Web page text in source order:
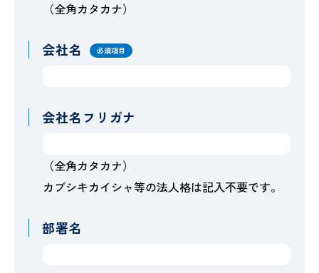
（全角カタカナ）
会社名 必須項目
会社名フリガナ
（全角カタカナ）
カブシキカイシャ等の法人格は記入不要です。
部署名